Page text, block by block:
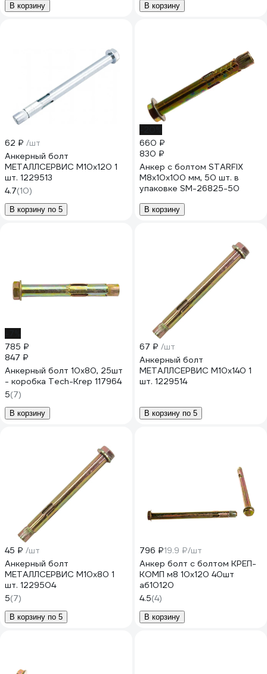
AE3001012062198
В корзину В корзину
62 ₽ /шт
Анкерный болт
МЕТАЛЛСЕРВИС М10x120 1
шт. 1229513
4.7(10)
В корзину по 5
660 ₽
830 ₽
Анкер с болтом STARFIX
М8x10x100 мм, 50 шт. в
упаковке SM-26825-50
В корзину
785 ₽
847 ₽
Анкерный болт 10х80, 25шт
- коробка Tech-Krep 117964
5(7)
В корзину
67 ₽ /шт
Анкерный болт
МЕТАЛЛСЕРВИС М10x140 1
шт. 1229514
В корзину по 5
45 ₽ /шт
Анкерный болт
МЕТАЛЛСЕРВИС М10x80 1
шт. 1229504
5(7)
В корзину по 5
796 ₽19.9 ₽/шт
Анкер болт с болтом КРЕП-
КОМП м8 10х120 40шт
аб10120
4.5(4)
В корзину